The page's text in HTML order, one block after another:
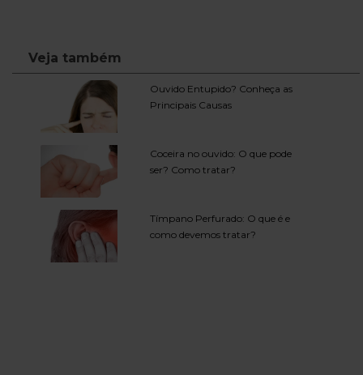
Ouvido Entupido? Conheça as
Principais Causas
Coceira no ouvido: O que pode
ser? Como tratar?
Tímpano Perfurado: O que é e
como devemos tratar?
Veja também